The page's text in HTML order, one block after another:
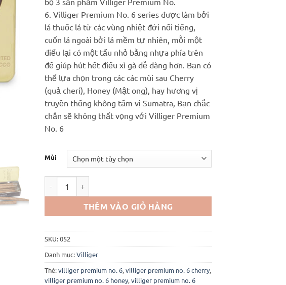
300.000 ₫.là:
240.000 ₫.
6. Villiger Premium No. 6 series được làm bởi
lá thuốc lá từ các vùng nhiệt đới nổi tiếng,
cuốn lá ngoài bởi lá mềm tự nhiên, mỗi một
điếu lại có một tẩu nhỏ bằng nhựa phía trên
để giúp hút hết điếu xì gà dễ dàng hơn. Bạn có
thể lựa chọn trong các các mùi sau Cherry
(quả cheri), Honey (Mật ong), hay hương vị
truyền thống không tẩm vị Sumatra, Bạn chắc
chắn sẽ không thất vọng với Villiger Premium
No. 6
Mùi
THÊM VÀO GIỎ HÀNG
SKU:052
Danh mục:Villiger
Thẻ:villiger premium no. 6,villiger premium no. 6 cherry,
villiger premium no. 6 honey,villiger premium no. 6